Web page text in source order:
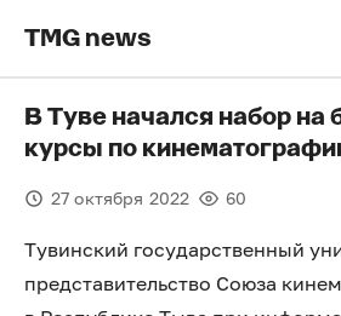
TMG news
В Туве начался набор на
курсы по
27 октября 2022 60
Тувинский государственный
представительство Союза